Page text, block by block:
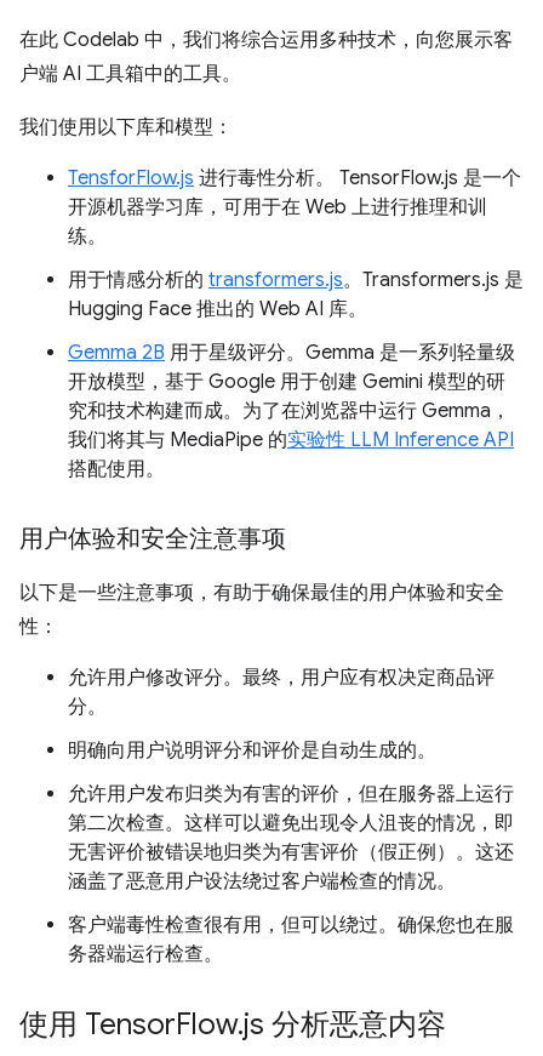
在此 Codelab 中，我们将综合运用多种技术，向您展示客
户端 AI 工具箱中的工具。
我们使用以下库和模型：
TensforFlow.js 进行毒性分析。 TensorFlow.js 是一个
开源机器学习库，可用于在 Web 上进行推理和训
练。
用于情感分析的 transformers.js。Transformers.js 是
Hugging Face 推出的 Web AI 库。
Gemma 2B 用于星级评分。Gemma 是一系列轻量级
开放模型，基于 Google 用于创建 Gemini 模型的研
究和技术构建而成。为了在浏览器中运行 Gemma，
我们将其与 MediaPipe 的实验性 LLM Inference API
搭配使用。
用户体验和安全注意事项
以下是一些注意事项，有助于确保最佳的用户体验和安全
性：
允许用户修改评分。最终，用户应有权决定商品评
分。
明确向用户说明评分和评价是自动生成的。
允许用户发布归类为有害的评价，但在服务器上运行
第二次检查。这样可以避免出现令人沮丧的情况，即
无害评价被错误地归类为有害评价（假正例）。这还
涵盖了恶意用户设法绕过客户端检查的情况。
客户端毒性检查很有用，但可以绕过。确保您也在服
务器端运行检查。
使用 TensorFlow.js 分析恶意内容